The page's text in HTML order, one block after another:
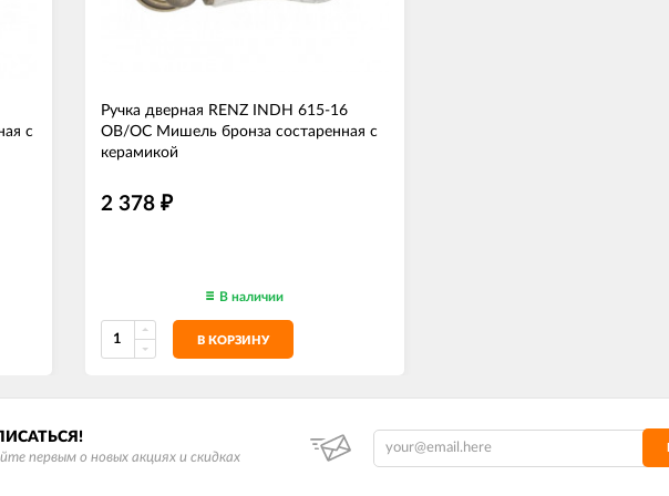
с
Ручка дверная RENZ INDH 615-16
OB/OC Мишель бронза состаренная с
керамикой
2 378 ₽
В наличии
В КОРЗИНУ
первым о новых акциях и скидках